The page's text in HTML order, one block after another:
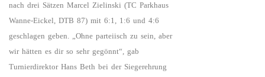
nach drei Sätzen Marcel Zielinski (TC Parkhaus
Wanne-Eickel, DTB 87) mit 6:1, 1:6 und 4:6
geschlagen geben. „Ohne parteiisch zu sein, aber
wir hätten es dir so sehr gegönnt“, gab
Turnierdirektor Hans Beth bei der Siegerehrung